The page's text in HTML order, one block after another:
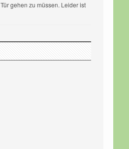
gehen zu müssen. Leider ist